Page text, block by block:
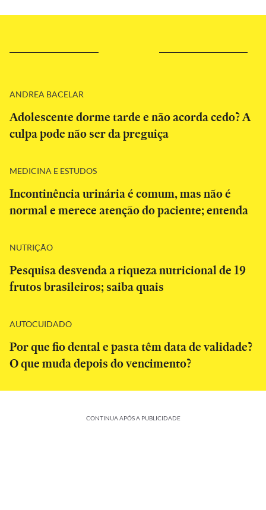
ANDREA BACELAR
Adolescente dorme tarde e não acorda cedo? A
culpa pode não ser da preguiça
MEDICINA E ESTUDOS
Incontinência urinária é comum, mas não é
normal e merece atenção do paciente; entenda
NUTRIÇÃO
Pesquisa desvenda a riqueza nutricional de 19
frutos brasileiros; saiba quais
AUTOCUIDADO
Por que fio dental e pasta têm data de validade?
O que muda depois do vencimento?
CONTINUA APÓS A PUBLICIDADE